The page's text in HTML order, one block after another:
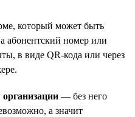
который может быть
абонентский номер или
в виде QR-кода или через
— без него
а значит